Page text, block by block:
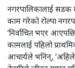
नगरपालिकालाई सडक
काम गरेको रोल्पा
‘निर्वाचित भएर
कामलाई पहिलो
आचार्यले भनिन्,